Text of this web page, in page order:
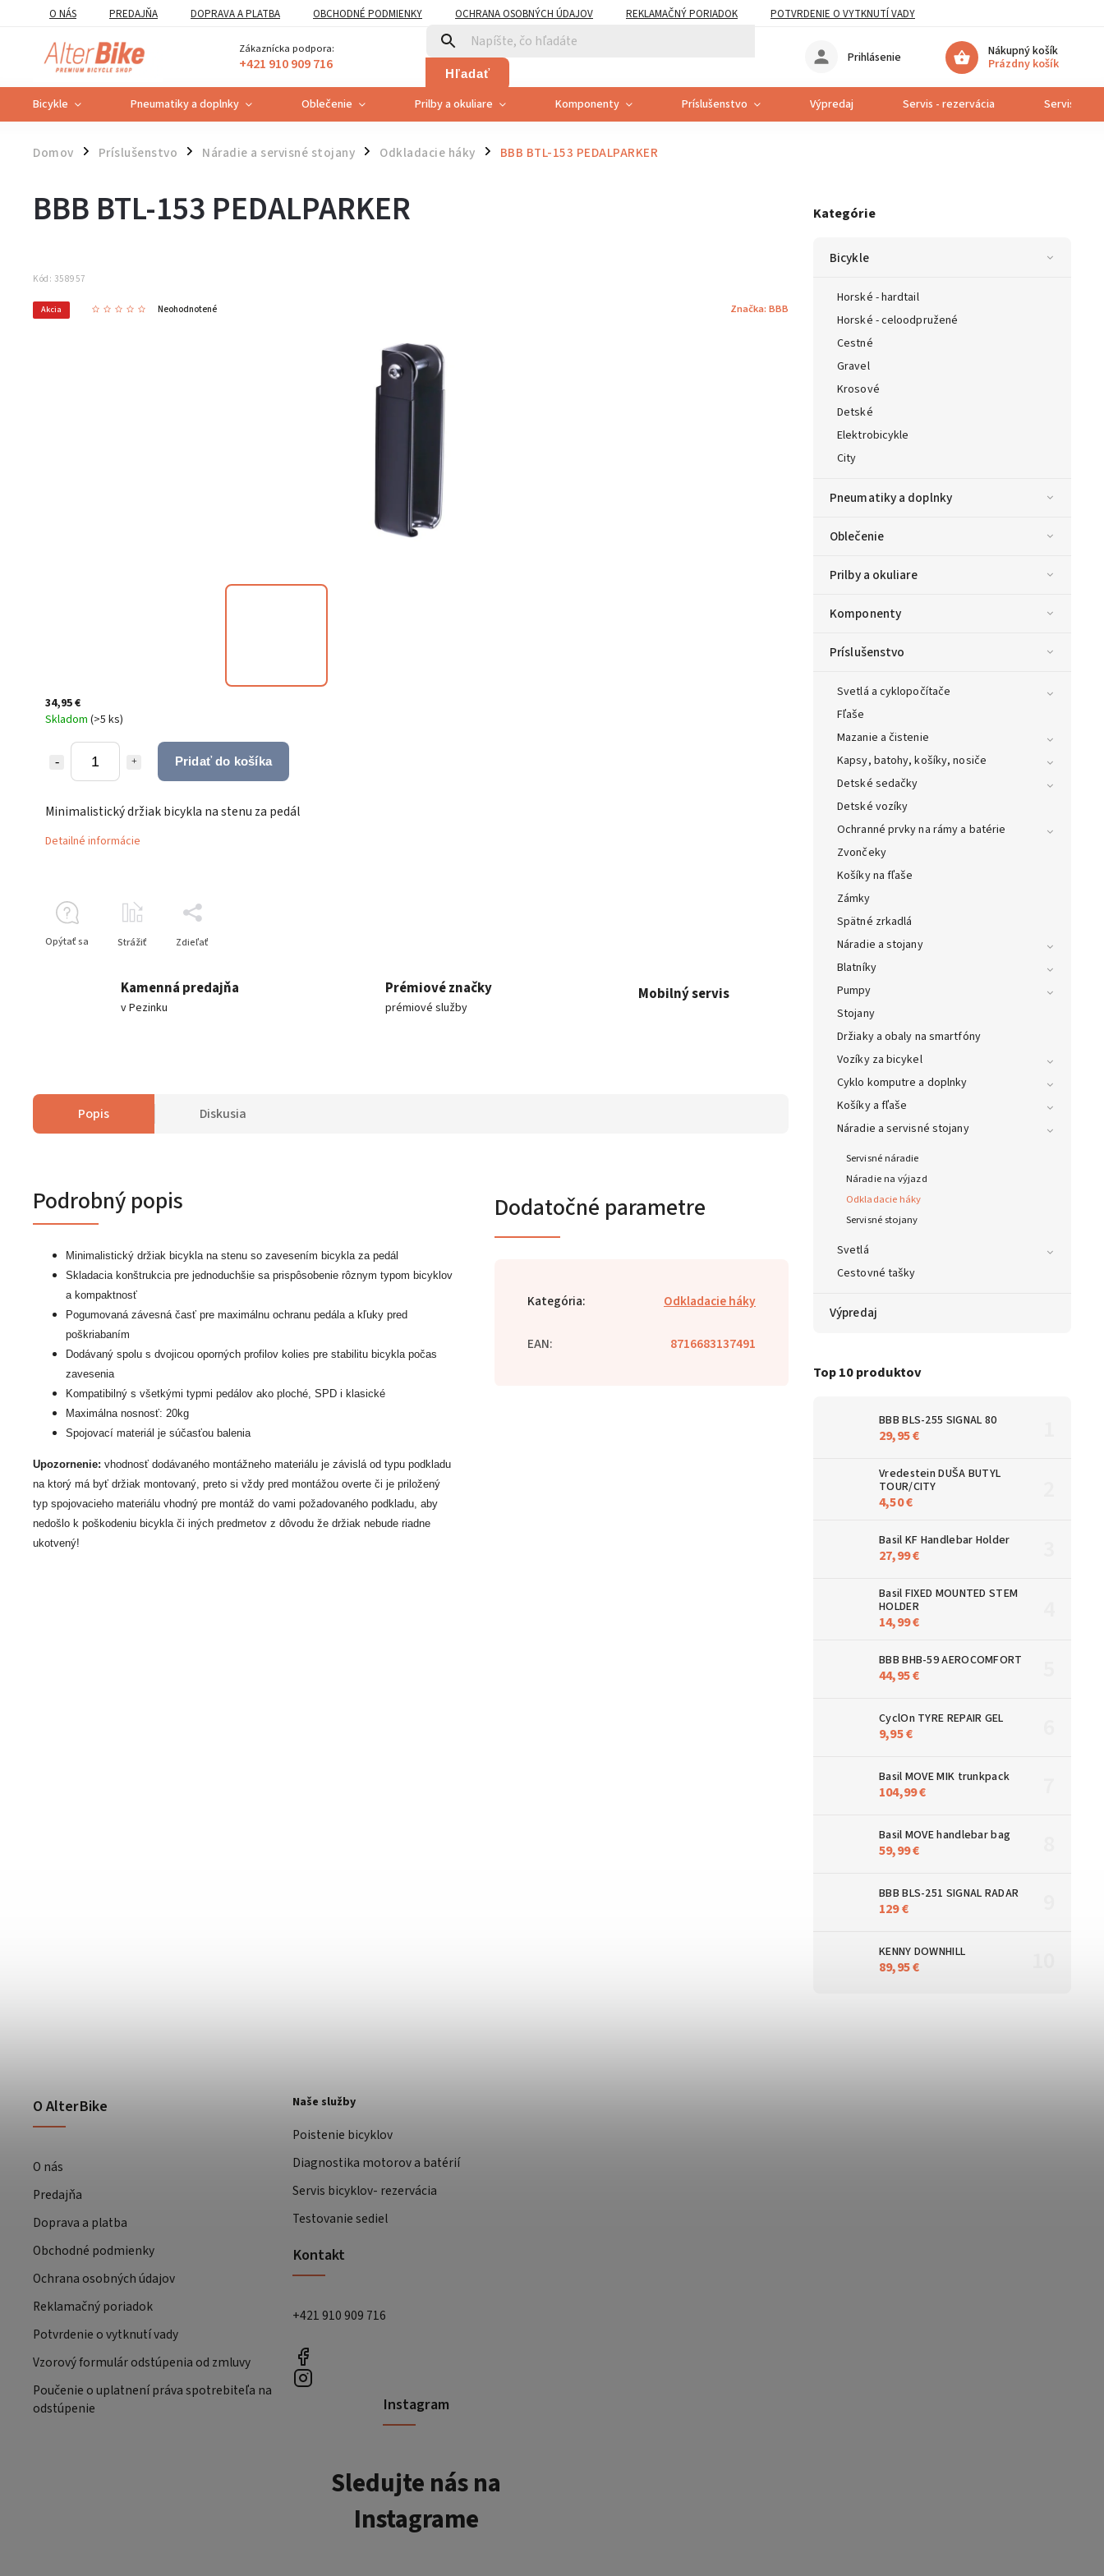
O NÁS PREDAJŇA DOPRAVA A PLATBA OBCHODNÉ PODMIENKY OCHRANA OSOBNÝCH ÚDAJOV REKLAMAČNÝ PORIADOK
POTVRDENIE O VYTKNUTÍ VADY
POUČENIE O UPLATNENÍ PRÁVA SPOTREBITEĽA NA ODSTÚPENIE
Zákaznícka podpora:
+421 910 909 716 Hľadať
Nákupný košík
Prázdny košík
Prihlásenie
Bicykle Pneumatiky a doplnky Oblečenie Prilby a okuliare Komponenty Príslušenstvo Výpredaj Servis - rezervácia Servis
Domov / Príslušenstvo / Náradie a servisné stojany / Odkladacie háky / BBB BTL-153 PEDALPARKER
Kategórie
Bicykle
Horské - hardtail
Horské - celoodpružené
Cestné
Gravel
Krosové
Detské
Elektrobicykle
City
Pneumatiky a doplnky
Oblečenie
Prilby a okuliare
Komponenty
Príslušenstvo
Svetlá a cyklopočítače
Fľaše
Mazanie a čistenie
Kapsy, batohy, košíky, nosiče
Detské sedačky
Detské vozíky
Ochranné prvky na rámy a batérie
Zvončeky
Košíky na fľaše
Zámky
Spätné zrkadlá
Náradie a stojany
Blatníky
Pumpy
Stojany
Držiaky a obaly na smartfóny
Vozíky za bicykel
Cyklo komputre a doplnky
Košíky a fľaše
Náradie a servisné stojany
Servisné náradie
Náradie na výjazd
Odkladacie háky
Servisné stojany
Svetlá
Cestovné tašky
Výpredaj
Top 10 produktov
BBB BLS-255 SIGNAL 80
29,95 €
Vredestein DUŠA BUTYL
TOUR/CITY
4,50 €
Basil KF Handlebar Holder
27,99 €
Basil FIXED MOUNTED STEM
HOLDER
14,99 €
BBB BHB-59 AEROCOMFORT
44,95 €
CyclOn TYRE REPAIR GEL
9,95 €
Basil MOVE MIK trunkpack
104,99 €
Basil MOVE handlebar bag
59,99 €
BBB BLS-251 SIGNAL RADAR
129 €
KENNY DOWNHILL
89,95 €
BBB BTL-153 PEDALPARKER
Kód: 358957
Akcia Neohodnotené Značka: BBB
34,95 €
Skladom (>5 ks)
Pridať do košíka
Minimalistický držiak bicykla na stenu za pedál
Detailné informácie
Opýtať sa Strážiť Zdieľať
Kamenná predajňa
v Pezinku
Prémiové značky
prémiové služby
Mobilný servis
Popis Diskusia
Podrobný popis
Minimalistický držiak bicykla na stenu so zavesením bicykla za pedál
Skladacia konštrukcia pre jednoduchšie sa prispôsobenie rôznym typom bicyklov
a kompaktnosť
Pogumovaná závesná časť pre maximálnu ochranu pedála a kľuky pred
poškriabaním
Dodávaný spolu s dvojicou oporných profilov kolies pre stabilitu bicykla počas
zavesenia
Kompatibilný s všetkými typmi pedálov ako ploché, SPD i klasické
Maximálna nosnosť: 20kg
Spojovací materiál je súčasťou balenia
Upozornenie: vhodnosť dodávaného montážneho materiálu je závislá od typu podkladu
na ktorý má byť držiak montovaný, preto si vždy pred montážou overte či je priložený
typ spojovacieho materiálu vhodný pre montáž do vami požadovaného podkladu, aby
nedošlo k poškodeniu bicykla či iných predmetov z dôvodu že držiak nebude riadne
ukotvený!
Dodatočné parametre
Kategória: Odkladacie háky
EAN: 8716683137491
O AlterBike
O nás
Predajňa
Doprava a platba
Obchodné podmienky
Ochrana osobných údajov
Reklamačný poriadok
Potvrdenie o vytknutí vady
Vzorový formulár odstúpenia od zmluvy
Poučenie o uplatnení práva spotrebiteľa na
odstúpenie
Naše služby
Poistenie bicyklov
Diagnostika motorov a batérií
Servis bicyklov- rezervácia
Testovanie sediel
Kontakt
+421 910 909 716
Instagram
Sledujte nás na
Instagrame